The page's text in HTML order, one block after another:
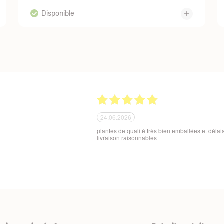
soigné des produits
21.06.2026
Tout est parfait. Je suis enchantée Quoi de
Excellente maison et plantes de qualité. Merci